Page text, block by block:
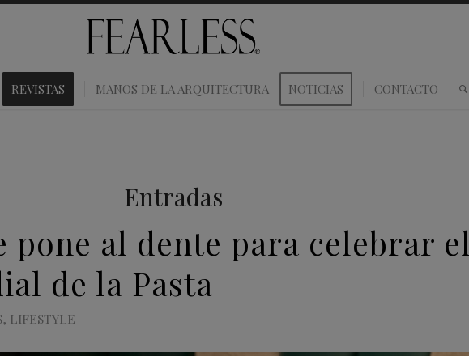
REVISTAS MANOS DE LA ARQUITECTURA NOTICIAS CONTACTO
Entradas
pone al dente para celebrar el
de la Pasta
, LIFESTYLE